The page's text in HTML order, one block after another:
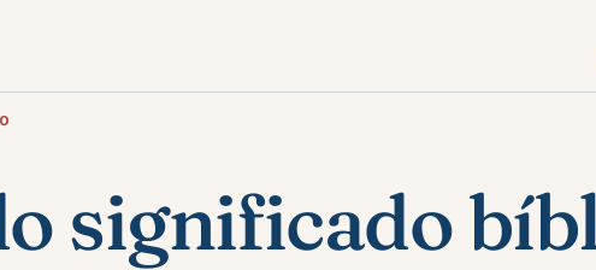
significado